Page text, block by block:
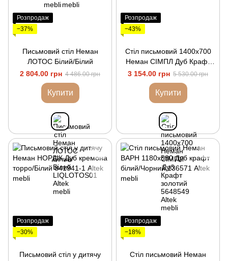
Розпродаж
−37%
Письмовий стіл Неман
ЛОТОС Білий/Білий
2 804.00 грн 4 486.00 грн
Купити
Розпродаж
−43%
Стіл письмовий 1400х700
Неман СІМПЛ Дуб Крафт
золотий
3 154.00 грн 5 530.00 грн
Купити
Розпродаж
−30%
Письмовий стіл у дитячу
Розпродаж
−18%
Стіл письмовий Неман